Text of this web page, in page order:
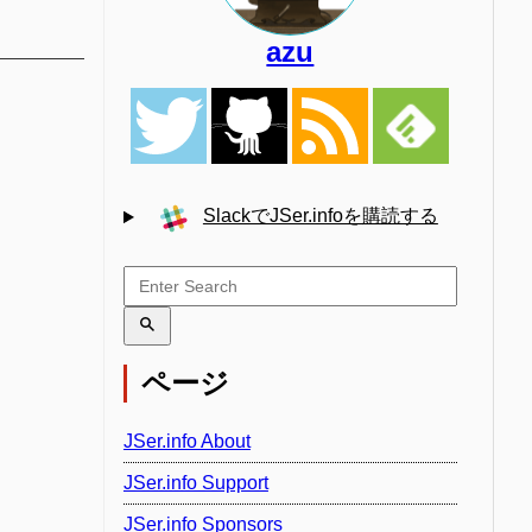
azu
SlackでJSer.infoを購読する
ページ
JSer.info About
JSer.info Support
JSer.info Sponsors